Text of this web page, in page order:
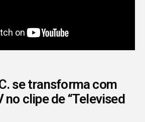
se transforma com
no clipe de “Televised